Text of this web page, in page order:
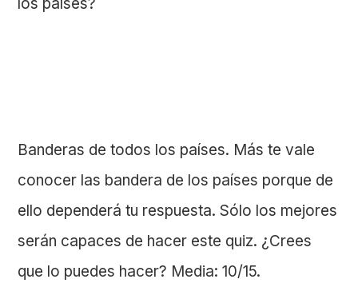
Banderas de todos los países. Más te vale
conocer las bandera de los países porque de
ello dependerá tu respuesta. Sólo los mejores
serán capaces de hacer este quiz. ¿Crees
que lo puedes hacer? Media: 10/15.